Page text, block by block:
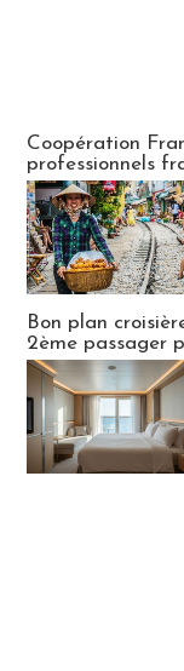
Coopération
professionnels
Bon plan
2ème passager